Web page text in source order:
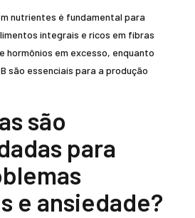
nutrientes é fundamental para
integrais e ricos em fibras
hormônios em excesso, enquanto
são essenciais para a produção
são
para
e ansiedade?